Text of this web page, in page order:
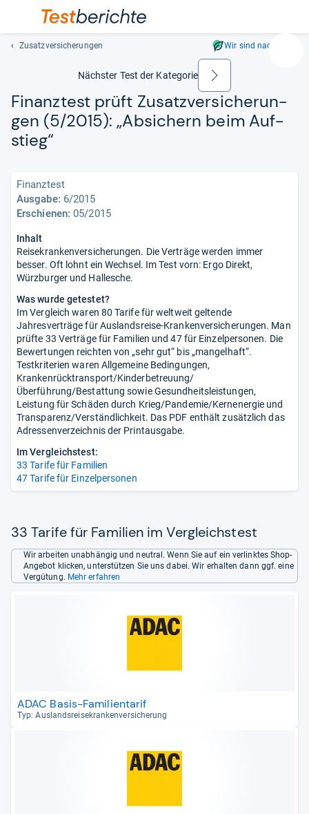
drei
Zusatzversicherungen Wir sind nachhaltig
Finanz­test prüft Zusatz­ver­si­che­run­
gen (5/2015): „Absi­chern beim Auf­
stieg“
Nächster Test der Kategorie weiter
Finanztest
Ausgabe: 6/2015
Erschienen: 05/2015
Inhalt
Reisekrankenversicherungen. Die Verträge werden immer
besser. Oft lohnt ein Wechsel. Im Test vorn: Ergo Direkt,
Würzburger und Hallesche.
Was wurde getestet?
Im Vergleich waren 80 Tarife für weltweit geltende
Jahresverträge für Auslandsreise-Krankenversicherungen. Man
prüfte 33 Verträge für Familien und 47 für Einzelpersonen. Die
Bewertungen reichten von „sehr gut“ bis „mangelhaft“.
Testkriterien waren Allgemeine Bedingungen,
Krankenrücktransport/Kinderbetreuung/
Überführung/Bestattung sowie Gesundheitsleistungen,
Leistung für Schäden durch Krieg/Pandemie/Kernenergie und
Transparenz/Verständlichkeit. Das PDF enthält zusätzlich das
Adressenverzeichnis der Printausgabe.
Im Vergleichstest:
33 Tarife für Familien
47 Tarife für Einzelpersonen
33 Tarife für Familien im Vergleichstest
Wir arbeiten unabhängig und neutral. Wenn Sie auf ein verlinktes Shop-
Angebot klicken, unterstützen Sie uns dabei. Wir erhalten dann ggf. eine
Vergütung. Mehr erfahren
ADAC Basis-Familientarif
Typ: Aus­lands­rei­se­kran­ken­ver­si­che­rung